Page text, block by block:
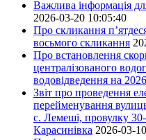
Важлива інформація
2026-03-20 10:05:40
Про скликання
восьмого скликання
Про встановлення
централізованого
водовідведення на
Звіт про проведення
перейменування
с. Лемеші, провулку
Карасинівка 2026-03-